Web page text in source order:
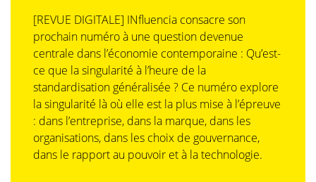
[REVUE DIGITALE] INfluencia consacre son
prochain numéro à une question devenue
centrale dans l’économie contemporaine : Qu’est-
ce que la singularité à l’heure de la
standardisation généralisée ? Ce numéro explore
la singularité là où elle est la plus mise à l’épreuve
: dans l’entreprise, dans la marque, dans les
organisations, dans les choix de gouvernance,
dans le rapport au pouvoir et à la technologie.